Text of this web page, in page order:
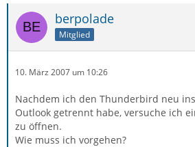
berpolade
Mitglied
10. März 2007 um 10:26
Nachdem ich den Thunderbird neu
Outlook getrennt habe, versuche ich
zu öffnen.
Wie muss ich vorgehen?